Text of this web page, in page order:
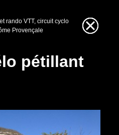
rando VTT, circuit cyclo
Provençale
pétillant